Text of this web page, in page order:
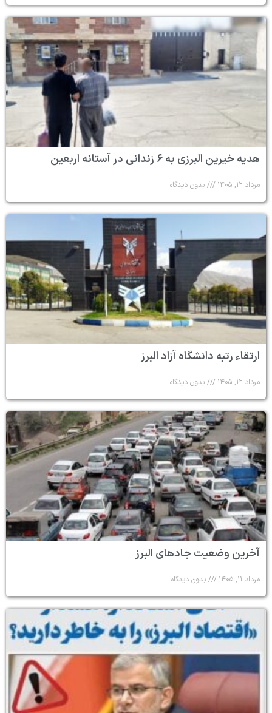
هدیه خیرین البرزی به ۶ زندانی در آستانه اربعین
مرداد ۱۲, ۱۴۰۵ بدون دیدگاه
ارتقاء رتبه دانشگاه آزاد البرز
مرداد ۱۲, ۱۴۰۵ بدون دیدگاه
آخرین وضعیت جادهای البرز
مرداد ۱۱, ۱۴۰۵ بدون دیدگاه